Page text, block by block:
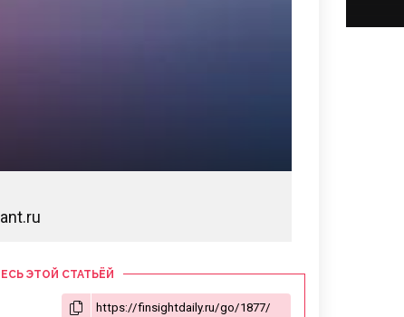
ЭТОЙ СТАТЬЁЙ